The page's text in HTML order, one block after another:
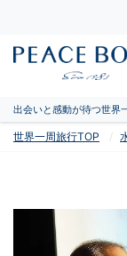
出会いと感動が待つ世界
世界一周旅行TOP